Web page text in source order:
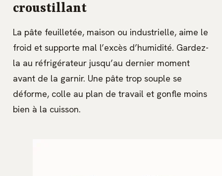
croustillant
La pâte feuilletée, maison ou industrielle, aime le
froid et supporte mal l’excès d’humidité. Gardez-
la au réfrigérateur jusqu’au dernier moment
avant de la garnir. Une pâte trop souple se
déforme, colle au plan de travail et gonfle moins
bien à la cuisson.